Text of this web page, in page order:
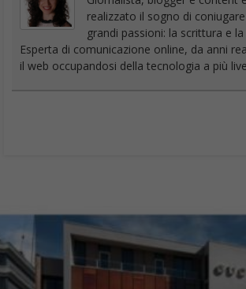
realizzato il sogno di
grandi passioni: la scrittura e
Esperta di comunicazione online, da anni
il web occupandosi della tecnologia a più